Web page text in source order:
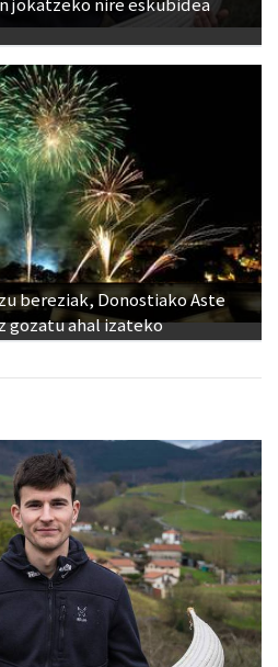
bereziak, Donostiako Aste
gozatu ahal izateko